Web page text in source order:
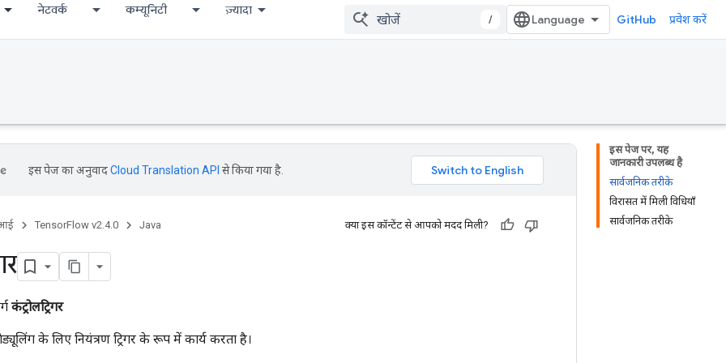
नेटवर्क कम्यूनिटी ज़्यादा
/ GitHub प्रवेश करें
इस पेज पर, यह
जानकारी उपलब्ध है
सार्वजनिक तरीके
विरासत में मिली विधियाँ
सार्वजनिक तरीके
इस पेज का अनुवादCloud Translation API से किया गया है.
TensorFlow v2.4.0 Java क्या इस कॉन्टेंट से आपको मदद मिली?
कंट्रोलट्रिगर
के लिए नियंत्रण ट्रिगर के रूप में कार्य करता है।